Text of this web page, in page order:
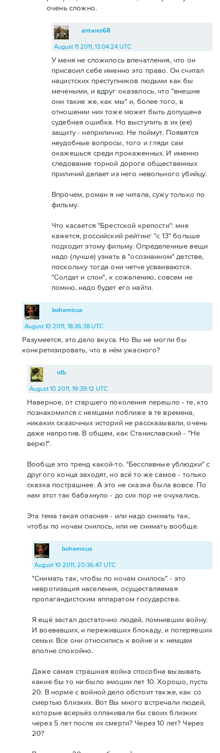
очень сложно.
antares68
August 11 2011, 13:04:24 UTC
У меня не сложилось впечатления, что он
присвоил себе именно это право. Он считал
нацистских преступников людьми как бы
мечеными, и вдруг оказалось, что "внешне
они такие же, как мы" и, более того, в
отношении них тоже может быть допущена
судебная ошибка. Но выступить в их (ее)
защиту - неприлично. Не поймут. Появятся
неудобные вопросы, того и гляди сам
окажешься среди прокаженных. И именно
следование торной дороге общественных
приличий делает из него невольного убийцу.
Впрочем, роман я не читала, сужу только по
фильму.
Что касается "Брестской крепости": мне
кажется, российский рейтинг "с 13" больше
подходит этому фильму. Определенные вещи
надо (лучше) узнать в "осознанном" детстве,
поскольку тогда они четче усваиваются.
"Солдат и слон", к сожалению, совсем не
помню, надо будет его найти.
bohemicus
August 10 2011, 18:36:38 UTC
Разумеется, это дело вкуса. Но Вы не могли бы
конкретизировать, что в нём ужасного?
nfb
August 10 2011, 19:39:12 UTC
Наверное, от старшего поколения перешло - те, кто
познакомился с немцами поближе в те времена,
никаких сказочных историй не рассказывали, очень
даже напротив. В общем, как Станиславский - "Не
верю!".
Вообще это тренд какой-то. "Бесславные ублюдки" с
другого конца заходят, но всё то же самое - только
сказка пострашнее. А это не сказка была вовсе. По
нам этот так бабахнуло - до сих пор не очухались.
Эта тема такая опасная - или надо снимать так,
чтобы по ночам снилось, или не снимать вообще.
bohemicus
August 10 2011, 20:36:47 UTC
"Снимать так, чтобы по ночам снилось" - это
невротизация населения, осуществляемая
пропагандистским аппаратом государства.
Я ещё застал достаточно людей, помнивших войну.
И воевавших, и переживших блокаду, и потерявших
семьи. Все они относились к войне и к немцам
вполне спокойно.
Даже самая страшная война способна вызывать
какие бы то ни было эмоции лет 10. Хорошо, пусть
20. В норме с войной дело обстоит также, как со
смертью близких. Вот Вы много встречали людей,
которые всерьёз оплакивали бы своих близких
через 5 лет после их смерти? Через 10 лет? Через
20?